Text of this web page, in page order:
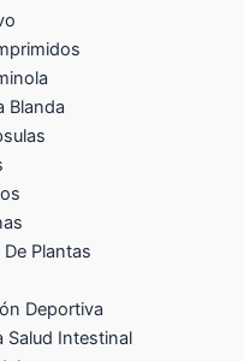
Blanda
Plantas
Deportiva
Salud Intestinal